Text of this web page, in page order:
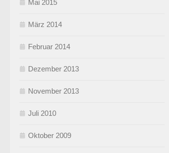
Mai 2015
März 2014
Februar 2014
Dezember 2013
November 2013
Juli 2010
Oktober 2009